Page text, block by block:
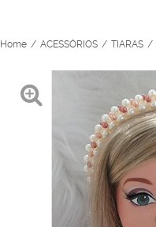
Home ACESSÓRIOS TIARAS